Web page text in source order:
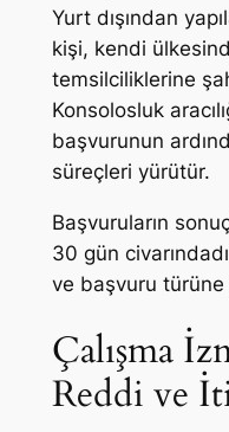
Yurt dışından
kişi, kendi
temsilciliklerine
Konsolosluk
başvurunun
süreçleri yürütür.
Başvuruların
30 gün
ve başvuru
Çalışma
Reddi ve